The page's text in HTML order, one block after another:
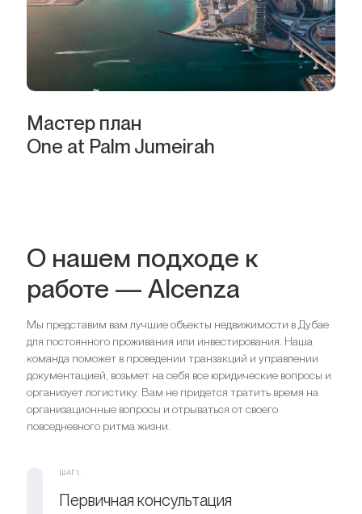
Мастер план
One at Palm Jumeirah
О нашем подходе к
работе — Alcenza
Мы представим вам лучшие объекты недвижимости в Дубае
для постоянного проживания или инвестирования. Наша
команда поможет в проведении транзакций и управлении
документацией, возьмет на себя все юридические вопросы и
организует логистику. Вам не придется тратить время на
организационные вопросы и отрываться от своего
повседневного ритма жизни.
ШАГ 1.
Первичная консультация